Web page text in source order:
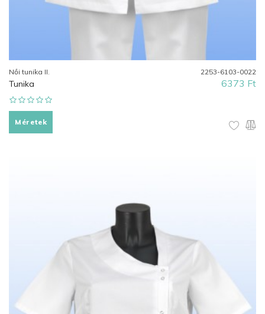
Női tunika II. 2253-6103-0022
Tunika 6373 Ft
Méretek